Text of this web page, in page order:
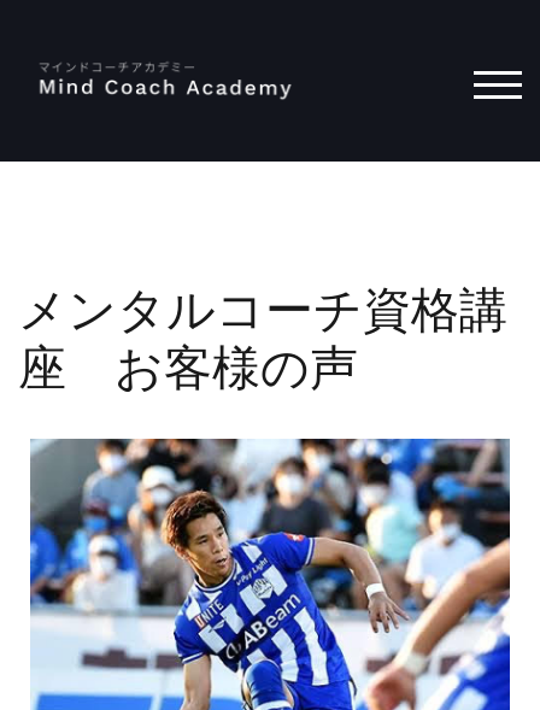
モバ
メンタルコーチ資格講
座 お客様の声